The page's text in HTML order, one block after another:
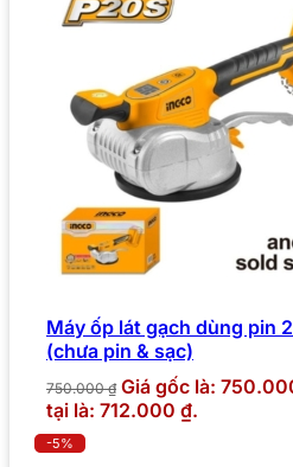
Máy ốp lát gạch dùng pin
(chưa pin & sạc)
750.000₫ Giá gốc là:
tại là: 712.000 ₫.
-5%